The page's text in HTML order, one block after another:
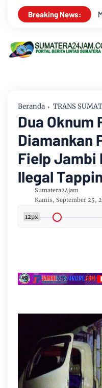
Breaking News:
BPHTB di
Beranda TRANS
Dua Oknum
Diamankan
Fielp Jambi
llegal
Sumatera24jam
Kamis, September 25,
12px